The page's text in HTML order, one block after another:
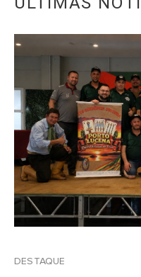
DESTAQUE